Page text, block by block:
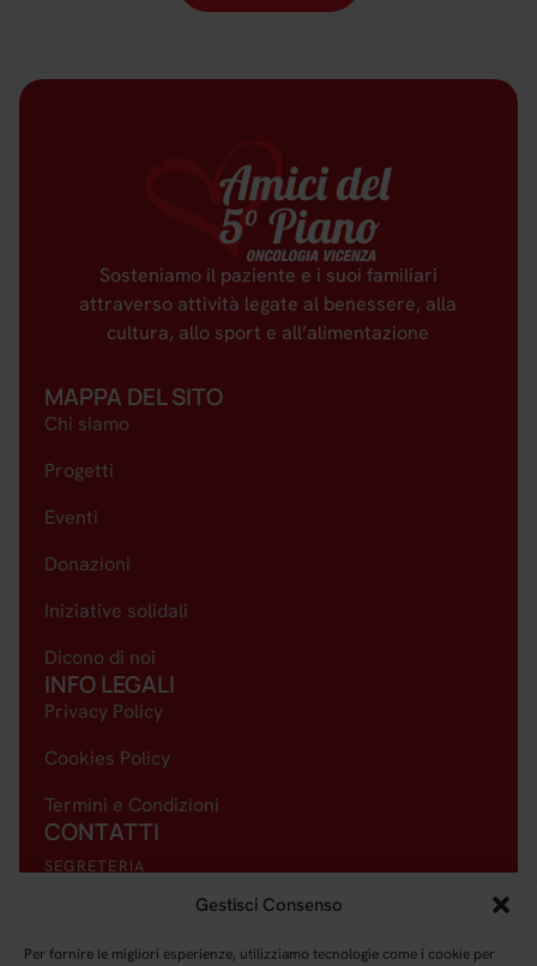
Gestisci Consenso
Per fornire le migliori esperienze, utilizziamo tecnologie come i cookie per
Sosteniamo il paziente e i suoi familiari
attraverso attività legate al benessere, alla
cultura, allo sport e all’alimentazione
MAPPA DEL SITO
Chi siamo
Progetti
Eventi
Donazioni
Iniziative solidali
Dicono di noi
INFO LEGALI
Privacy Policy
Cookies Policy
Termini e Condizioni
CONTATTI
SEGRETERIA
amici@amicidelquintopiano.it